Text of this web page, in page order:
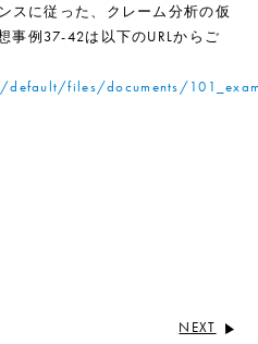
スに従った、クレーム分析の仮
事例37-42は以下のURLからご
files/documents/
NEXT